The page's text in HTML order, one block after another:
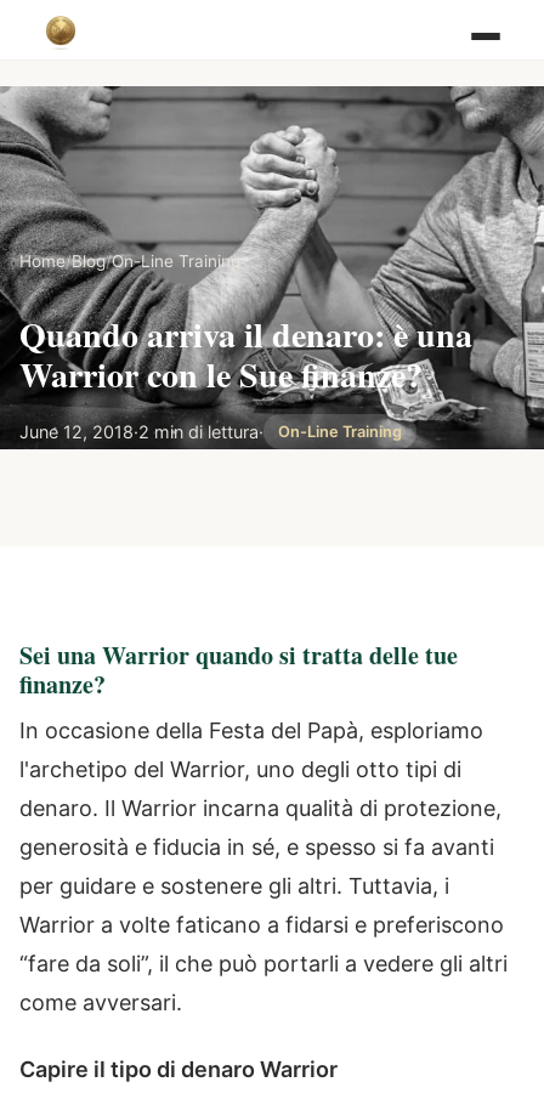
Home/Blog/On-Line Training
Quando arriva il denaro: è una
Warrior con le Sue finanze?
June 12, 2018·2 min di lettura· On-Line Training
Sei una Warrior quando si tratta delle tue
finanze?
In occasione della Festa del Papà, esploriamo
l'archetipo del Warrior, uno degli otto tipi di
denaro. Il Warrior incarna qualità di protezione,
generosità e fiducia in sé, e spesso si fa avanti
per guidare e sostenere gli altri. Tuttavia, i
Warrior a volte faticano a fidarsi e preferiscono
“fare da soli”, il che può portarli a vedere gli altri
come avversari.
Capire il tipo di denaro Warrior